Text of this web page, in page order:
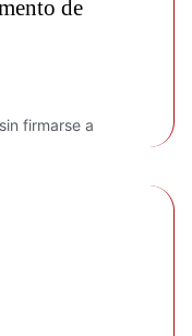
de
firmarse a